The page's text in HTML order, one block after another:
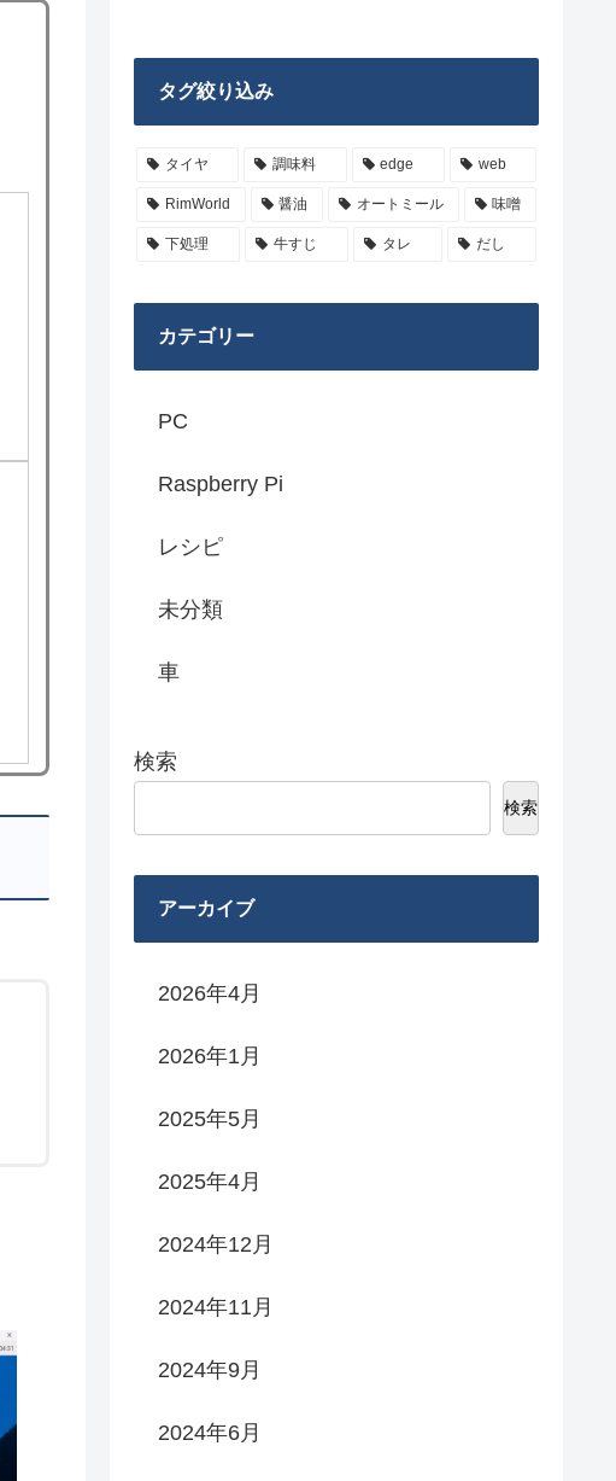
タグ絞り込み
タイヤ 調味料 edge web
RimWorld 醤油 オートミール 味噌
下処理 牛すじ タレ だし
カテゴリー
PC
Raspberry Pi
レシピ
未分類
車
検索
検索
アーカイブ
2026年4月
2026年1月
2025年5月
2025年4月
2024年12月
2024年11月
2024年9月
2024年6月